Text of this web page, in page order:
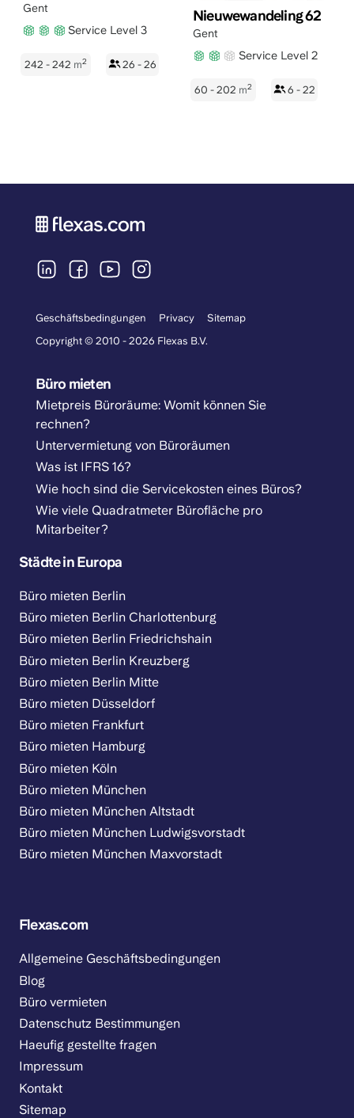
Gent
Service Level 3
242 - 242 m2 26 - 26
Nieuwewandeling 62
Gent
Service Level 2
60 - 202 m2 6 - 22
Geschäftsbedingungen Privacy
Sitemap
Copyright © 2010 - 2026 Flexas B.V.
Büro mieten
Mietpreis Büroräume: Womit können Sie
rechnen?
Untervermietung von Büroräumen
Was ist IFRS 16?
Wie hoch sind die Servicekosten eines Büros?
Wie viele Quadratmeter Bürofläche pro
Mitarbeiter?
Städte in Europa
Büro mieten Berlin
Büro mieten Berlin Charlottenburg
Büro mieten Berlin Friedrichshain
Büro mieten Berlin Kreuzberg
Büro mieten Berlin Mitte
Büro mieten Düsseldorf
Büro mieten Frankfurt
Büro mieten Hamburg
Büro mieten Köln
Büro mieten München
Büro mieten München Altstadt
Büro mieten München Ludwigsvorstadt
Büro mieten München Maxvorstadt
Flexas.com
Allgemeine Geschäftsbedingungen
Blog
Büro vermieten
Datenschutz Bestimmungen
Haeufig gestellte fragen
Impressum
Kontakt
Sitemap